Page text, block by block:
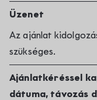
Üzenet
Az ajánlat
szükséges.
Ajánlatkéréssel
dátuma, távozás